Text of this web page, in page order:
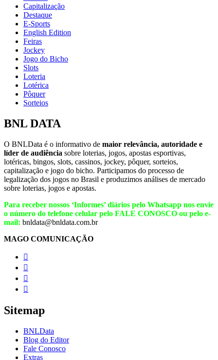
Capitalização
Destaque
E-Sports
English Edition
Feiras
Jockey
Jogo do Bicho
Slots
Loteria
Lotérica
Pôquer
Sorteios
BNL DATA
O BNLData é o informativo de maior relevância, autoridade e
líder de audiência sobre loterias, jogos, apostas esportivas,
lotéricas, bingos, slots, cassinos, jockey, pôquer, sorteios,
capitalização e jogo do bicho. Participamos do processo de
legalização dos jogos no Brasil e produzimos análises de mercado
sobre loterias, jogos e apostas.
Para receber nossos ‘Informes’ diários pelo Whatsapp nos envie
o número do telefone celular pelo FALE CONOSCO ou pelo e-
mail: bnldata@bnldata.com.br
MAGO COMUNICAÇÃO




Sitemap
BNLData
Blog do Editor
Fale Conosco
Extras